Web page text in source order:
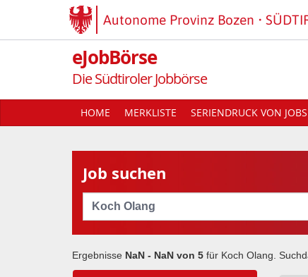
Autonome Provinz Bozen
eJobBörse
Die Südtiroler Jobbörse
HOME MERKLISTE SERIENDRUCK VON
Job suchen
Ergebnisse NaN - NaN von 5 für Koch Olang .